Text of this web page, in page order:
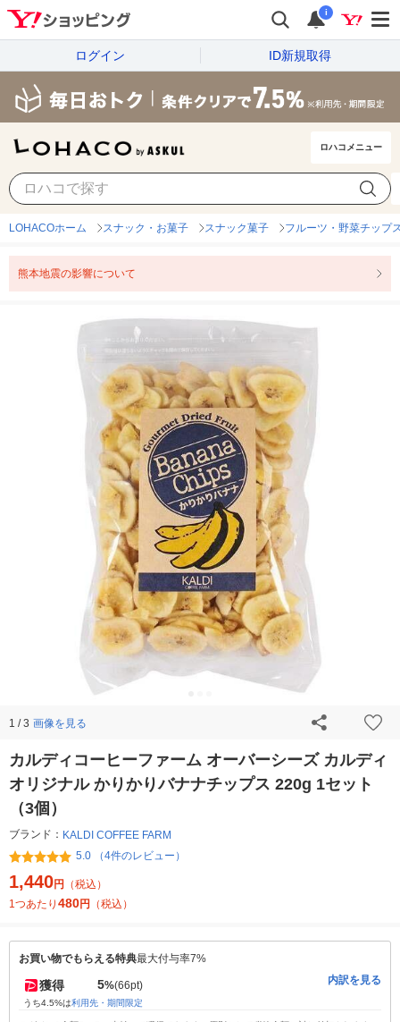
i
ログイン ID新規取得
ロハコメニュー
LOHACOホーム スナック・お菓子 スナック菓子 フルーツ・野菜チップ
熊本地震の影響について
1 / 3 画像を見る
カルディコーヒーファーム オーバーシーズ カルディ
オリジナル かりかりバナナチップス 220g 1セット
（3個）
ブランド： KALDI COFFEE FARM
5.0 （4件のレビュー）
1,440円
（税込）
1つあたり 480円 （税込）
お買い物でもらえる特典最大付与率7%
獲得 5%(66pt)
うち4.5%は利用先・期間限定
内訳を見る